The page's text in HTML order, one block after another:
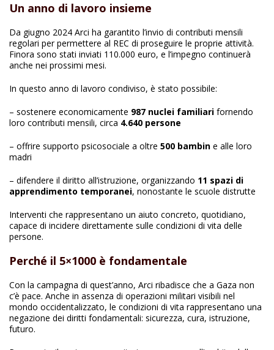
Un anno di lavoro insieme
Da giugno 2024 Arci ha garantito l’invio di contributi mensili
regolari per permettere al REC di proseguire le proprie attività.
Finora sono stati inviati 110.000 euro, e l’impegno continuerà
anche nei prossimi mesi.
In questo anno di lavoro condiviso, è stato possibile:
– sostenere economicamente 987 nuclei familiari fornendo
loro contributi mensili, circa 4.640 persone
– offrire supporto psicosociale a oltre 500 bambin e alle loro
madri
– difendere il diritto all’istruzione, organizzando 11 spazi di
apprendimento temporanei, nonostante le scuole distrutte
Interventi che rappresentano un aiuto concreto, quotidiano,
capace di incidere direttamente sulle condizioni di vita delle
persone.
Perché il 5×1000 è fondamentale
Con la campagna di quest’anno, Arci ribadisce che a Gaza non
c’è pace. Anche in assenza di operazioni militari visibili nel
mondo occidentalizzato, le condizioni di vita rappresentano una
negazione dei diritti fondamentali: sicurezza, cura, istruzione,
futuro.